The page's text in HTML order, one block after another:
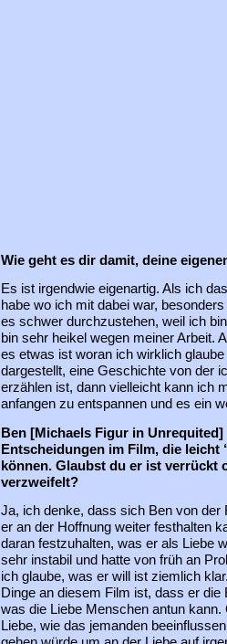
Wie geht es dir damit, deine
Es ist irgendwie eigenartig. Als ich
habe wo ich mit dabei war,
es schwer durchzustehen, weil ich
bin sehr heikel wegen meiner Arbeit.
es etwas ist woran ich wirklich
dargestellt, eine Geschichte von der
erzählen ist, dann vielleicht kann ich
anfangen zu entspannen und es ein
Ben [Michaels Figur in
Entscheidungen im Film, die leicht
können. Glaubst du er ist verrückt
verzweifelt?
Ja, ich denke, dass sich Ben von der
er an der Hoffnung weiter festhalten
daran festzuhalten, was er als Liebe
sehr instabil und hatte von früh an
ich glaube, was er will ist ziemlich
Dinge an diesem Film ist, dass er
was die Liebe Menschen antun
Liebe, wie das jemanden